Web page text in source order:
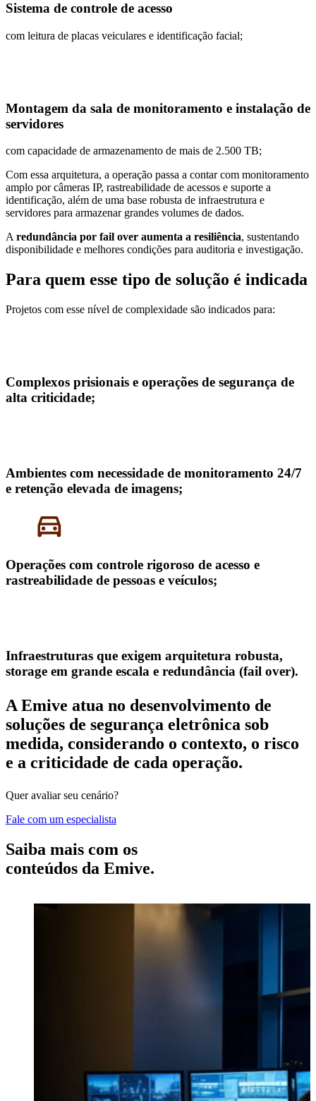
Sistema de controle de acesso
com leitura de placas veiculares e identificação facial;
Montagem da sala de monitoramento e instalação de
servidores
com capacidade de armazenamento de mais de 2.500 TB;
Com essa arquitetura, a operação passa a contar com monitoramento
amplo por câmeras IP, rastreabilidade de acessos e suporte a
identificação, além de uma base robusta de infraestrutura e
servidores para armazenar grandes volumes de dados.
Aredundância por fail over aumenta a resiliência, sustentando
disponibilidade e melhores condições para auditoria e investigação.
Para quem esse tipo de solução é indicada
Projetos com esse nível de complexidade são indicados para:
Complexos prisionais e operações de segurança de
alta criticidade;
Ambientes com necessidade de monitoramento 24/7
e retenção elevada de imagens;
Operações com controle rigoroso de acesso e
rastreabilidade de pessoas e veículos;
Infraestruturas que exigem arquitetura robusta,
storage em grande escala e redundância (fail over).
A Emive atua no desenvolvimento de
soluções de segurança eletrônica sob
medida, considerando o contexto, o risco
e a criticidade de cada operação.
Quer avaliar seu cenário?
Fale com um especialista
Saiba mais com os
conteúdos da Emive.